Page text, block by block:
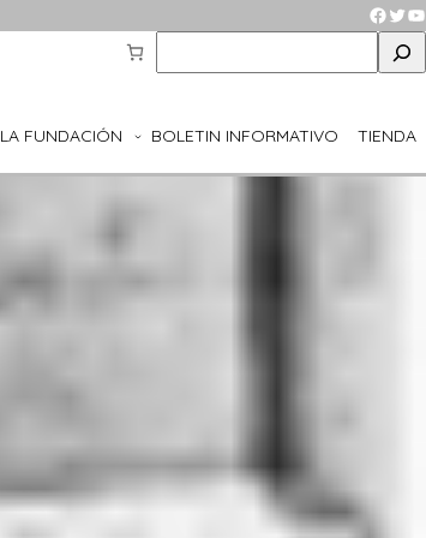
e
r
LA FUNDACIÓN BOLETIN INFORMATIVO TIENDA